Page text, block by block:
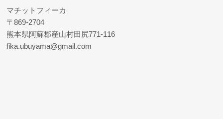
マチットフィーカ
〒869-2704
熊本県阿蘇郡産山村田尻771-116
fika.ubuyama@gmail.com